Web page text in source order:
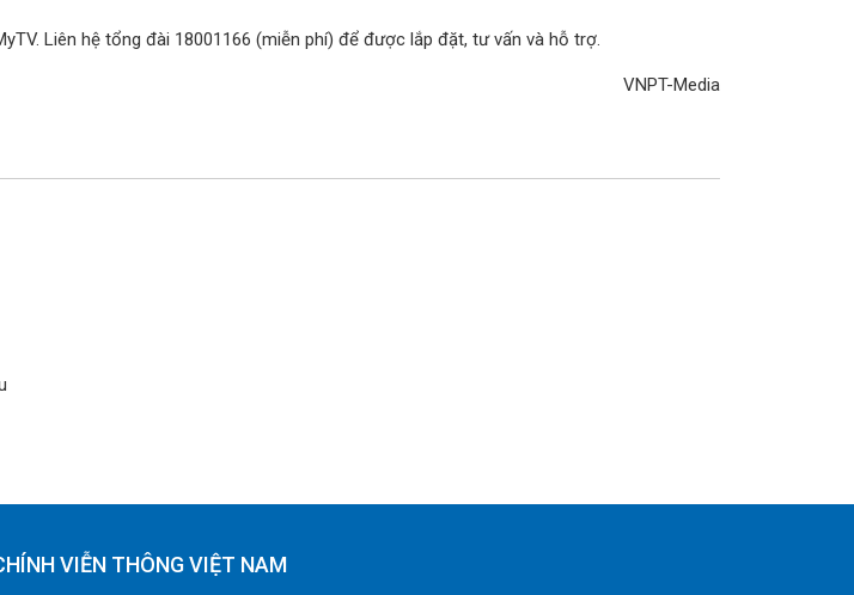
Liên hệ tổng đài 18001166 (miễn phí) để được lắp đặt, tư vấn và hỗ trợ.
VNPT-Media
VIỄN THÔNG VIỆT NAM